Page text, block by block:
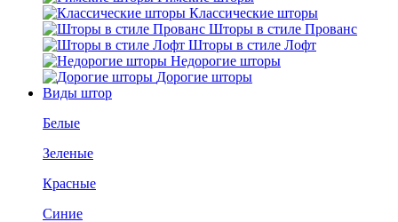
Классические шторы
Шторы в стиле Прованс
Шторы в стиле Лофт
Недорогие шторы
Дорогие шторы
Виды штор
Белые
Зеленые
Красные
Синие